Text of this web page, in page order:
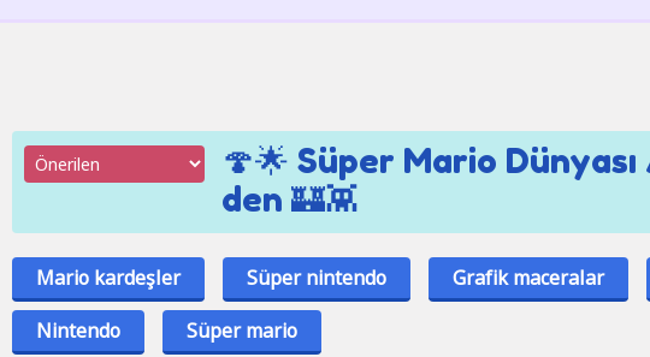
🍄🌟 Süper Mario
den 🏰👾
Mario kardeşler Süper nintendo Grafik maceralar
Nintendo
Süper mario